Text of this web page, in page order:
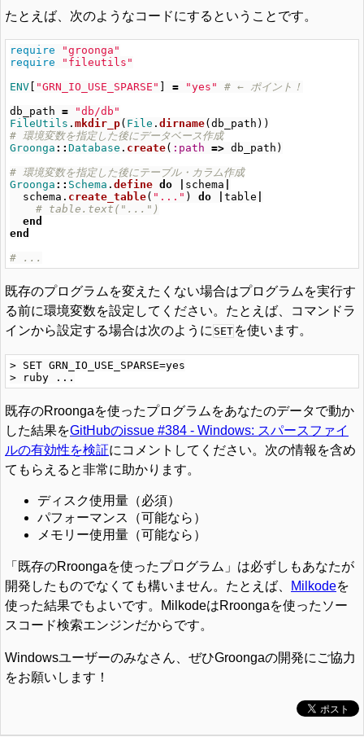
たとえば、次のようなコードにするということです。
require
"groonga"
require
"fileutils"
ENV [ "GRN_IO_USE_SPARSE" ] = "yes"
# ← ポイント！
db_path =
"db/db"
FileUtils . mkdir_p( File . dirname(db_path ))
# 環境変数を指定した後にデータベース作成
Groonga :: Database . create( :path => db_path )
# 環境変数を指定した後にテーブル・カラム作成
Groonga :: Schema . define do schema
schema . create_table( "..." ) do table
# table.text("...")
end
end
# ...
既存のプログラムを変えたくない場合はプログラムを実行す
る前に環境変数を設定してください。たとえば、コマンドラ
インから設定する場合は次のように SET を使います。
> SET GRN_IO_USE_SPARSE=yes
既存のRroongaを使ったプログラムをあなたのデータで動か
した結果をGitHubのissue #384 - Windows: スパースファイ
ルの有効性を検証にコメントしてください。次の情報を含め
てもらえると非常に助かります。
ディスク使用量（必須）
パフォーマンス（可能なら）
メモリー使用量（可能なら）
「既存のRroongaを使ったプログラム」は必ずしもあなたが
開発したものでなくても構いません。たとえば、
Milkodeを
使った結果でもよいです。MilkodeはRroongaを使ったソー
スコード検索エンジンだからです。
Windowsユーザーのみなさん、ぜひGroongaの開発にご協力
をお願いします！